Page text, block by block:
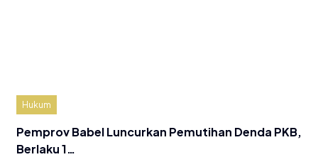
Hukum
Pemprov Babel Luncurkan Pemutihan Denda PKB,
Berlaku 1…